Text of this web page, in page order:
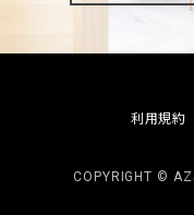
利用規約
COPYRIGHT ©